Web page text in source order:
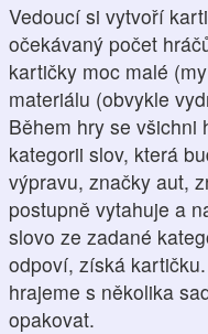
Vedoucí si vytvoří
očekávaný počet
kartičky moc malé
materiálu (obvykle
Během hry se všichni
kategorii slov, která
výpravu, značky aut,
postupně vytahuje a
slovo ze zadané
odpoví, získá
hrajeme s několika
opakovat.